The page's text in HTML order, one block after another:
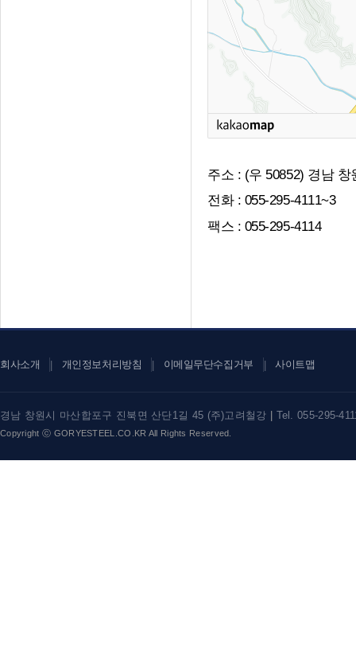
주소 : (우 50852) 경남
전화 : 055-295-4111~3
팩스 : 055-295-4114
회사소개 | 개인정보처리방침 | 이메일무단수집거부 | 사이트맵
경남 창원시 마산합포구 진북면 산단1길 45 (주)고려철강 Tel. 055-295-
Copyright ⓒ GORYESTEEL.CO.KR All Rights Reserved.